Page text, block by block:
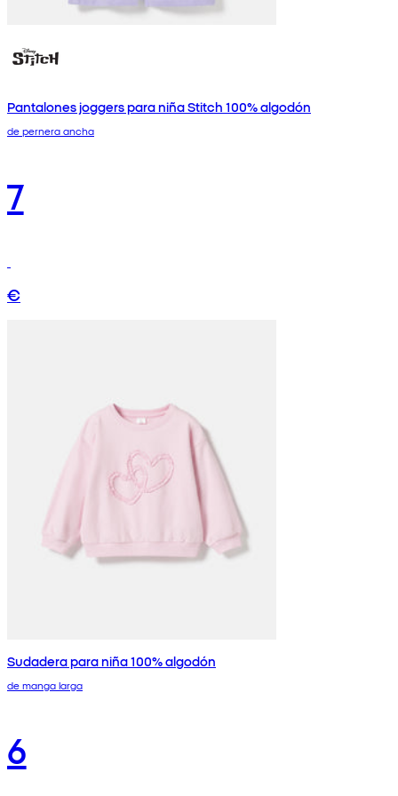
Pantalones joggers para niña Stitch 100% algodón
de pernera ancha
7
€
Sudadera para niña 100% algodón
de manga larga
6